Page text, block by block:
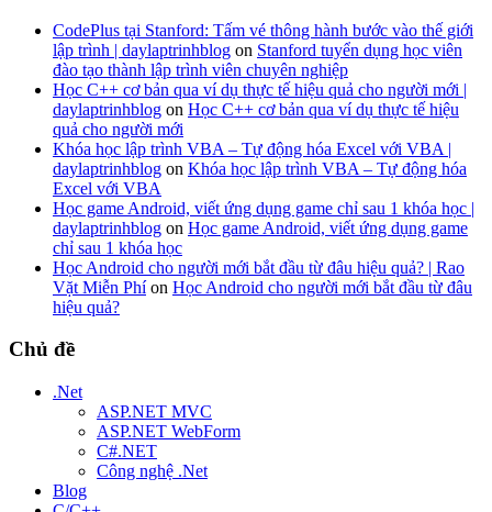
CodePlus tại Stanford: Tấm vé thông hành bước vào thế giới
lập trình | daylaptrinhblog on Stanford tuyển dụng học viên
đào tạo thành lập trình viên chuyên nghiệp
Học C++ cơ bản qua ví dụ thực tế hiệu quả cho người mới |
daylaptrinhblog on Học C++ cơ bản qua ví dụ thực tế hiệu
quả cho người mới
Khóa học lập trình VBA – Tự động hóa Excel với VBA |
daylaptrinhblog on Khóa học lập trình VBA – Tự động hóa
Excel với VBA
Học game Android, viết ứng dụng game chỉ sau 1 khóa học |
daylaptrinhblog on Học game Android, viết ứng dụng game
chỉ sau 1 khóa học
Học Android cho người mới bắt đầu từ đâu hiệu quả? | Rao
Vặt Miễn Phíon Học Android cho người mới bắt đầu từ đâu
hiệu quả?
Chủ đề
.Net
ASP.NET MVC
ASP.NET WebForm
C#.NET
Công nghệ .Net
Blog